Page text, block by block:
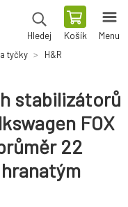
Hledej Košík Menu
tyčky
H&R
stabilizátorů
FOX
22